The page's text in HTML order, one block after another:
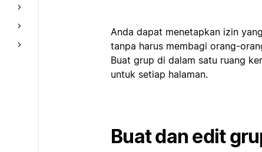
Anda dapat menetapkan izin
tanpa harus membagi orang-
Buat grup di dalam satu ruang
untuk setiap halaman.
Buat dan edit